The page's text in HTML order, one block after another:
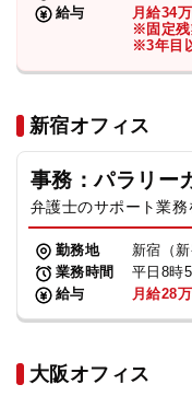
給与
月給34
※固定残
※3年目
新宿オフィス
事務：パラリー
弁護士のサポート業務
勤務地
新宿（新
業務時間
平日8時
給与
月給28
大阪オフィス